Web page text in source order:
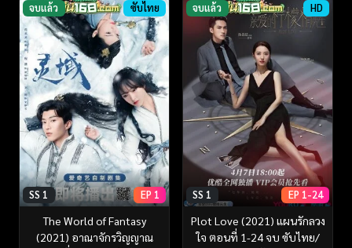
จบแล้ว ซับไทย
SS 1 EP 1
The World of Fantasy
(2021) อาณาจักรวิญญาณ
จบแล้ว HD
SS 1 EP 1-24
Plot Love (2021) แผนรักลวง
ใจ ตอนที่ 1-24 จบ ซับไทย/